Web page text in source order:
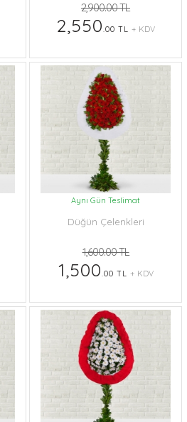
2,900.00 TL
2,550.00 TL + KDV
Aynı Gün Teslimat
Düğün Çelenkleri
1,600.00 TL
1,500.00 TL + KDV